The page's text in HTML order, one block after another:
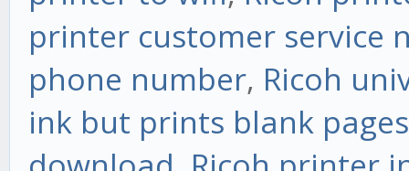
printer customer service
phone number, Ricoh
ink but prints blank pages